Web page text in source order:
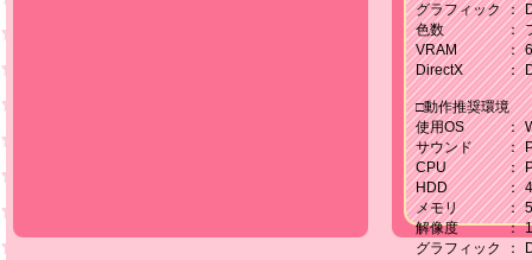
2011.09.30/雑誌
電撃姫11月号 9
イベントCGなど
グラフィック ：
色数
：
VRAM
：
DirectX
：
□動作推奨環境
使用OS
：
サウンド
：
CPU
：
HDD
：
メモリ
：
解像度
：
グラフィック
：